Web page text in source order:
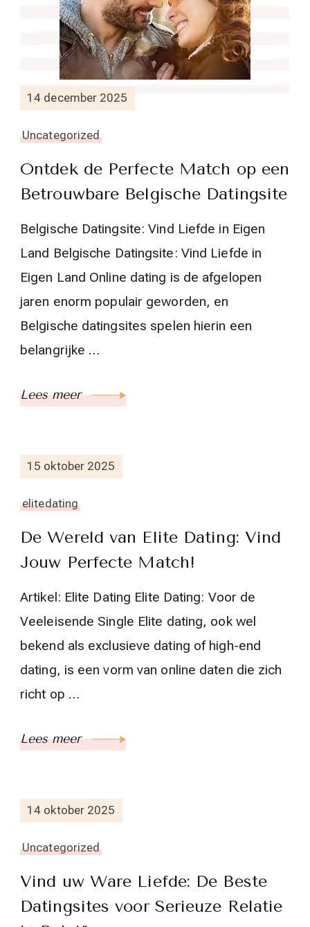
14 december 2025
Uncategorized
Ontdek de Perfecte Match op een
Betrouwbare Belgische Datingsite
Belgische Datingsite: Vind Liefde in Eigen
Land Belgische Datingsite: Vind Liefde in
Eigen Land Online dating is de afgelopen
jaren enorm populair geworden, en
Belgische datingsites spelen hierin een
belangrijke …
Lees meer
15 oktober 2025
elitedating
De Wereld van Elite Dating: Vind
Jouw Perfecte Match!
Artikel: Elite Dating Elite Dating: Voor de
Veeleisende Single Elite dating, ook wel
bekend als exclusieve dating of high-end
dating, is een vorm van online daten die zich
richt op …
Lees meer
14 oktober 2025
Uncategorized
Vind uw Ware Liefde: De Beste
Datingsites voor Serieuze Relatie